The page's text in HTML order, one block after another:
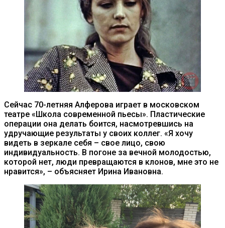
Сейчас 70-летняя Алферова играет в московском
театре «Школа современной пьесы». Пластические
операции она делать боится, насмотревшись на
удручающие результаты у своих коллег. «Я хочу
видеть в зеркале себя – свое лицо, свою
индивидуальность. В погоне за вечной молодостью,
которой нет, люди превращаются в клонов, мне это не
нравится», – объясняет Ирина Ивановна.